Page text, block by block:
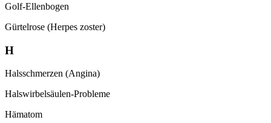
Golf-Ellenbogen
Gürtelrose (Herpes zoster)
H
Halsschmerzen (Angina)
Halswirbelsäulen-Probleme
Hämatom